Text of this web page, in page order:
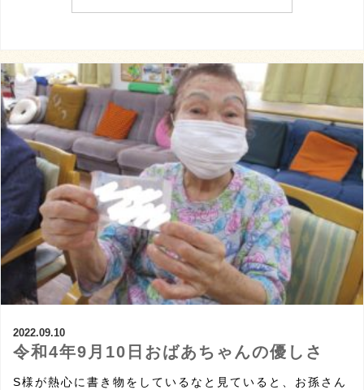
2022.09.10
令和4年9月10日おばあちゃんの優しさ
S様が熱心に書き物をしているなと見ていると、お孫さん